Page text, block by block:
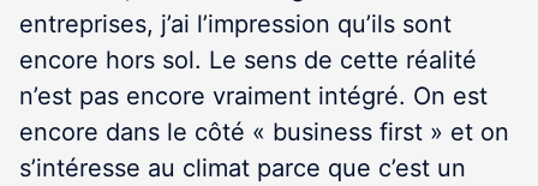
entreprises, j’ai l’impression qu’ils sont
encore hors sol. Le sens de cette réalité
n’est pas encore vraiment intégré. On est
encore dans le côté « business first » et on
s’intéresse au climat parce que c’est un